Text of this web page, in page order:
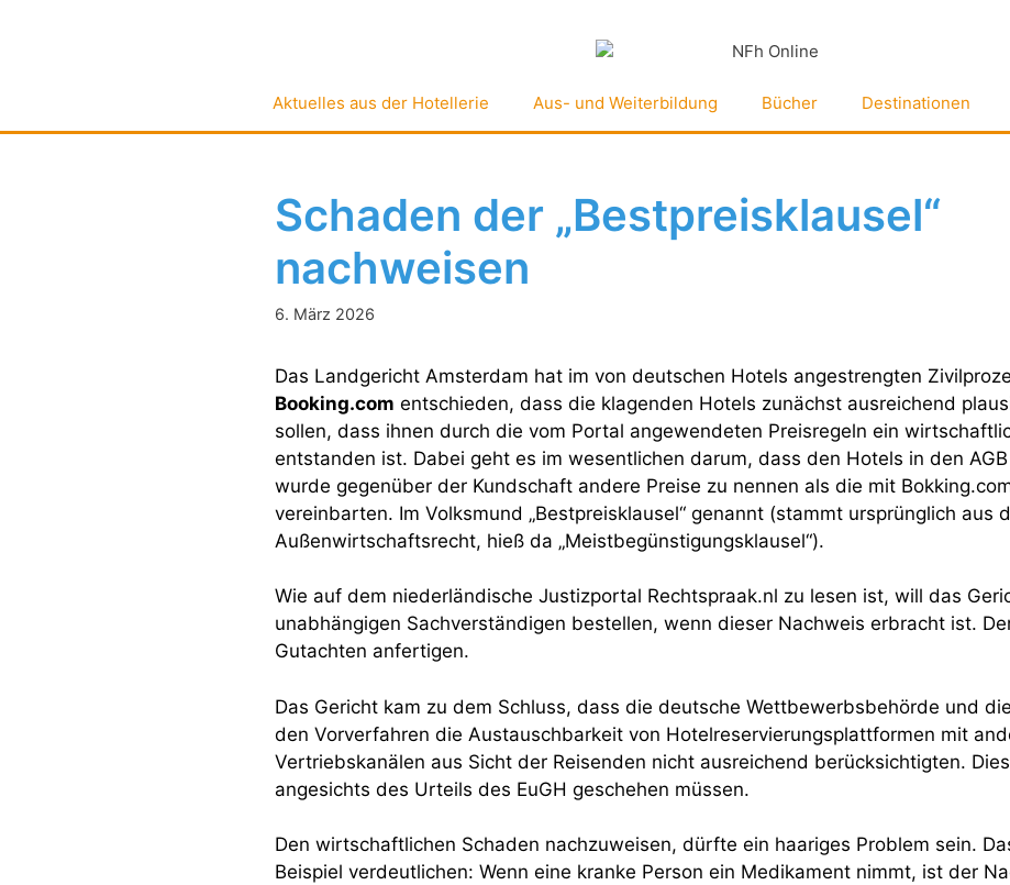
Aktuelles aus der Hotellerie Aus- und Weiterbildung Bücher Destinationen
Schaden der „Bestpreisklausel“
nachweisen
6. März 2026
Das Landgericht Amsterdam hat im von deutschen Hotels angestrengten
Booking.com entschieden, dass die klagenden Hotels zunächst ausreichend
sollen, dass ihnen durch die vom Portal angewendeten Preisregeln ein
entstanden ist. Dabei geht es im wesentlichen darum, dass den Hotels in den
wurde gegenüber der Kundschaft andere Preise zu nennen als die mit
vereinbarten. Im Volksmund „Bestpreisklausel“ genannt (stammt ursprünglich aus
Außenwirtschaftsrecht, hieß da „Meistbegünstigungsklausel“).
Wie auf dem niederländische Justizportal Rechtspraak.nl zu lesen ist, will das
unabhängigen Sachverständigen bestellen, wenn dieser Nachweis erbracht ist.
Gutachten anfertigen.
Das Gericht kam zu dem Schluss, dass die deutsche Wettbewerbsbehörde und
den Vorverfahren die Austauschbarkeit von Hotelreservierungsplattformen mit
Vertriebskanälen aus Sicht der Reisenden nicht ausreichend berücksichtigten.
angesichts des Urteils des EuGH geschehen müssen.
Den wirtschaftlichen Schaden nachzuweisen, dürfte ein haariges Problem sein.
Beispiel verdeutlichen: Wenn eine kranke Person ein Medikament nimmt, ist der